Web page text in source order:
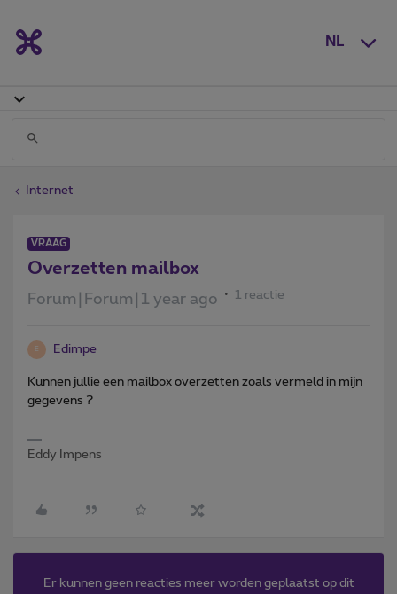
NL
Internet
VRAAG
Overzetten mailbox
Forum|Forum|1 year ago 1 reactie
E Edimpe
Kunnen jullie een mailbox overzetten zoals vermeld in mijn
gegevens ?
Eddy Impens
Er kunnen geen reacties meer worden geplaatst op dit